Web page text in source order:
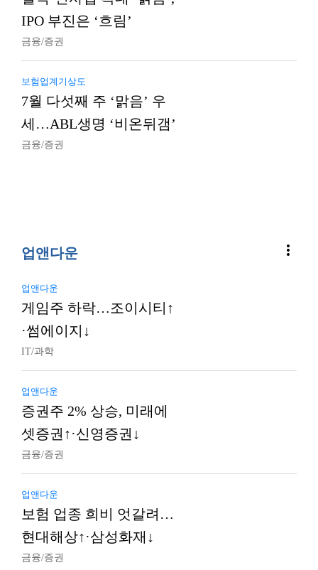
IPO 부진은 ‘흐림’
금융/증권
보험업계기상도
7월 다섯째 주 ‘맑음’ 우
세…ABL생명 ‘비온뒤갬’
금융/증권
업앤다운 more_vert
업앤다운
게임주 하락…조이시티↑
·썸에이지↓
IT/과학
업앤다운
증권주 2% 상승, 미래에
셋증권↑·신영증권↓
금융/증권
업앤다운
보험 업종 희비 엇갈려…
현대해상↑·삼성화재↓
금융/증권